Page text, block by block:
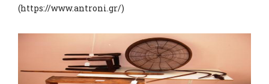
(https://www.antroni.gr/)